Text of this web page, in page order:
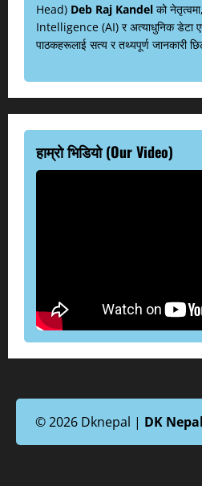
Head) Deb Raj Kandel को
Intelligence (AI) र अत्याधुनिक डेटा
पाठकहरूलाई सत्य र तथ्यपूर्ण जानकारी
हाम्रो भिडियो (Our Video)
© 2026 Dknepal | DK Nepal